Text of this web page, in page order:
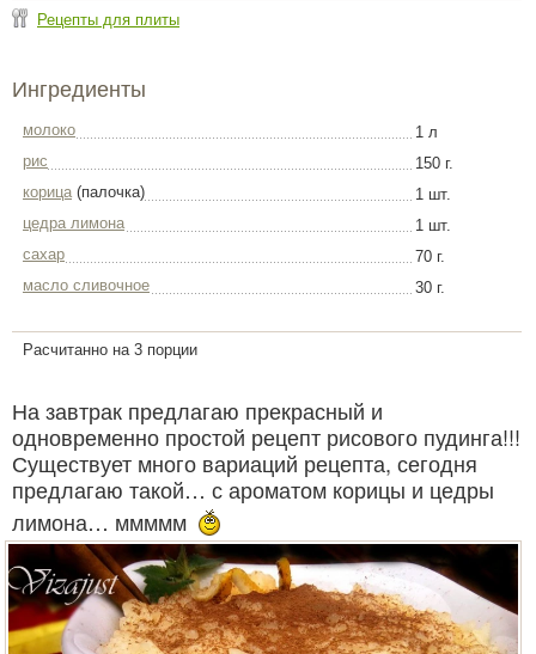
Рецепты для плиты
Ингредиенты
молоко
1 л
рис
150 г.
корица(палочка)
1 шт.
цедра лимона
1 шт.
сахар
70 г.
масло сливочное
30 г.
Расчитанно на 3 порции
На завтрак предлагаю прекрасный и
одновременно простой рецепт рисового пудинга!!!
Существует много вариаций рецепта, сегодня
предлагаю такой… с ароматом корицы и цедры
лимона… ммммм